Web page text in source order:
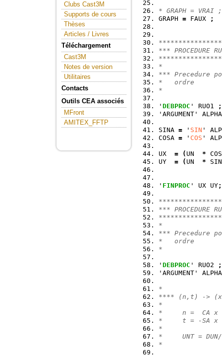
Clubs Cast3M
Supports de cours
Thèses
Articles / Livres
Téléchargement
Cast3M
Notes de version
Utilitaires
Contacts
Outils CEA associés
MFront
AMITEX_FFTP
* GRAPH = VRAI ;
GRAPH = FAUX ;
*** PROCEDURE
*
*** Precedure
*   ordre
*
' DEBPROC ' RUO1
;
'ARGUMENT' ALPHA
SINA = ' SIN '
COSA = ' COS '
UX = ( UN *
UY = ( UN *
' FINPROC ' UX UY;
*** PROCEDURE
*
*** Precedure
*   ordre
*
' DEBPROC ' RUO2
;
'ARGUMENT' ALPHA
*
**** (n,t) ->
*
*     n =  CA x
*     t = -SA x
*
*     UNT = DUN/
*